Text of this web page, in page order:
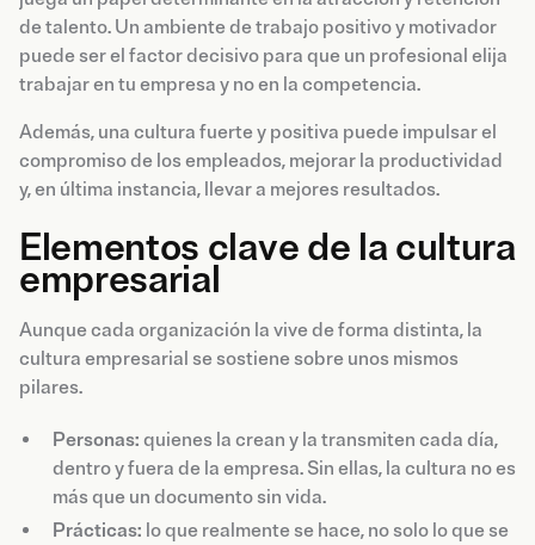
de talento. Un ambiente de trabajo positivo y motivador
puede ser el factor decisivo para que un profesional elija
trabajar en tu empresa y no en la competencia.
Además, una cultura fuerte y positiva puede impulsar el
compromiso de los empleados, mejorar la productividad
y, en última instancia, llevar a mejores resultados.
Elementos clave de la cultura
empresarial
Aunque cada organización la vive de forma distinta, la
cultura empresarial se sostiene sobre unos mismos
pilares.
Personas: quienes la crean y la transmiten cada día,
dentro y fuera de la empresa. Sin ellas, la cultura no es
más que un documento sin vida.
Prácticas: lo que realmente se hace, no solo lo que se